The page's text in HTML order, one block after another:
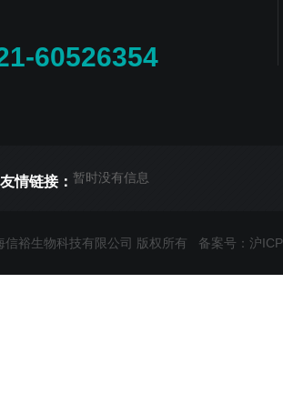
60526354
友情链接： 暂时没有信息
裕生物科技有限公司 版权所有 备案号：沪